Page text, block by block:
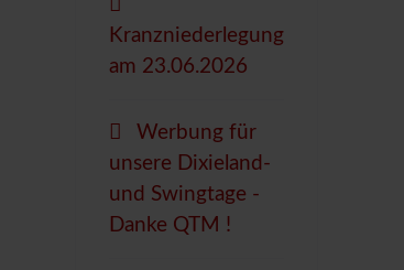
Kranzniederlegung
am 23.06.2026
Werbung für
unsere Dixieland-
und Swingtage -
Danke QTM !